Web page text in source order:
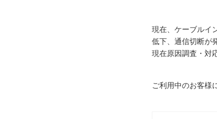
現在、ケーブルイ
低下、通信切断が
現在原因調査・対
ご利用中のお客様